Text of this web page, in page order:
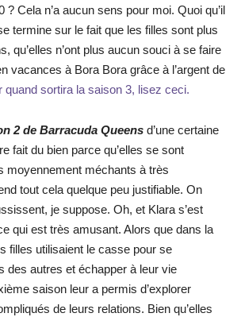
? Cela n’a aucun sens pour moi. Quoi qu’il
termine sur le fait que les filles sont plus
qu’elles n’ont plus aucun souci à se faire
vacances à Bora Bora grâce à l’argent de
quand sortira la saison 3, lisez ceci.
2 de Barracuda Queens d’une certaine
fait du bien parce qu’elles se sont
moyennement méchants à très
tout cela quelque peu justifiable. On
je suppose. Oh, et Klara s’est
qui est très amusant. Alors que dans la
filles utilisaient le casse pour se
des autres et échapper à leur vie
saison leur a permis d’explorer
de leurs relations. Bien qu’elles